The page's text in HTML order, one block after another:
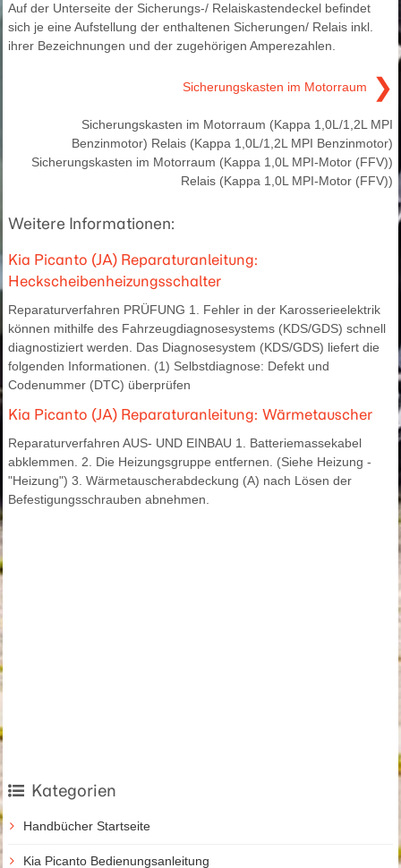
Auf der Unterseite der Sicherungs-/ Relaiskastendeckel befindet
sich je eine Aufstellung der enthaltenen Sicherungen/ Relais inkl.
ihrer Bezeichnungen und der zugehörigen Amperezahlen.
Sicherungskasten im Motorraum ❯
Sicherungskasten im Motorraum (Kappa 1,0L/1,2L MPI
Benzinmotor) Relais (Kappa 1,0L/1,2L MPI Benzinmotor)
Sicherungskasten im Motorraum (Kappa 1,0L MPI-Motor (FFV))
Relais (Kappa 1,0L MPI-Motor (FFV))
Weitere Informationen:
Kia Picanto (JA) Reparaturanleitung:
Heckscheibenheizungsschalter
Reparaturverfahren PRÜFUNG 1. Fehler in der Karosserieelektrik
können mithilfe des Fahrzeugdiagnosesystems (KDS/GDS) schnell
diagnostiziert werden. Das Diagnosesystem (KDS/GDS) liefert die
folgenden Informationen. (1) Selbstdiagnose: Defekt und
Codenummer (DTC) überprüfen
Kia Picanto (JA) Reparaturanleitung: Wärmetauscher
Reparaturverfahren AUS- UND EINBAU 1. Batteriemassekabel
abklemmen. 2. Die Heizungsgruppe entfernen. (Siehe Heizung -
"Heizung") 3. Wärmetauscherabdeckung (A) nach Lösen der
Befestigungsschrauben abnehmen.
Kategorien
Handbücher Startseite
Kia Picanto Bedienungsanleitung